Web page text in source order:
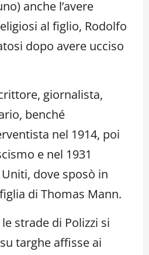
anche l’avere
al figlio, Rodolfo
dopo avere ucciso
giornalista,
benché
nel 1914, poi
e nel 1931
dove sposò in
di Thomas Mann.
strade di Polizzi si
targhe affisse ai